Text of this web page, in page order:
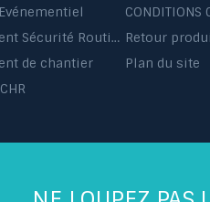
Equipement Sécurité Routière
de chantier
Retour
Plan du site